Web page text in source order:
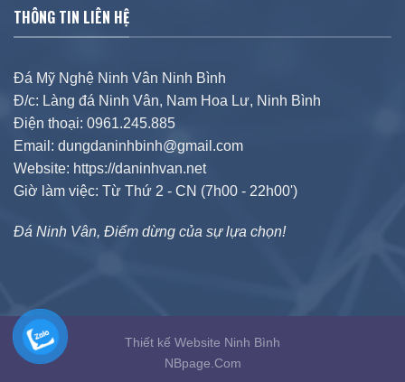
THÔNG TIN LIÊN HỆ
Đá Mỹ Nghệ Ninh Vân Ninh Bình
Đ/c: Làng đá Ninh Vân, Nam Hoa Lư, Ninh Bình
Điện thoại: 0961.245.885
Email: dungdaninhbinh@gmail.com
Website: https://daninhvan.net
Giờ làm việc: Từ Thứ 2 - CN (7h00 - 22h00')
Đá Ninh Vân, Điểm dừng của sự lựa chọn!
Thiết kế Website Ninh Bình
NBpage.Com